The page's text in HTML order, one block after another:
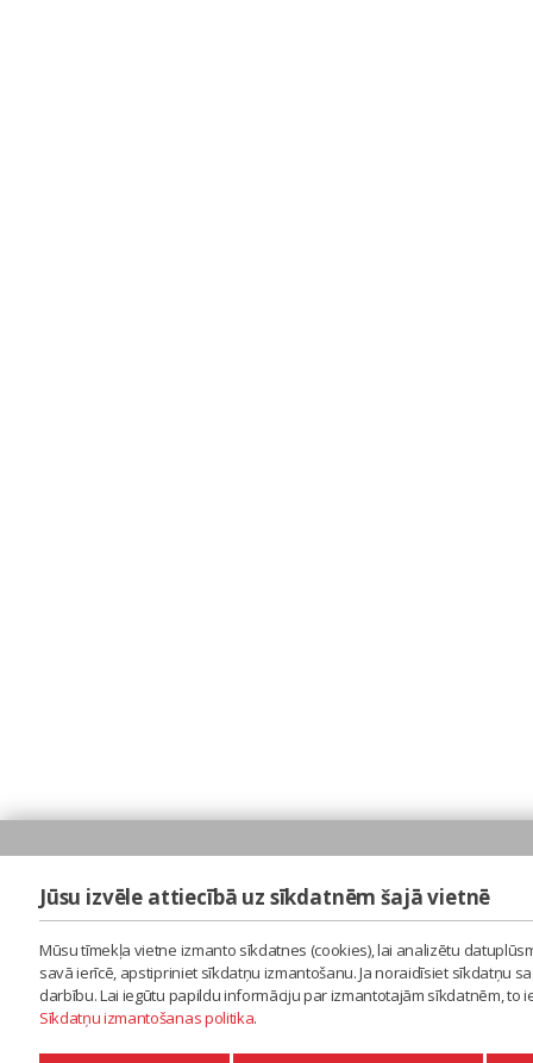
Jūsu izvēle attiecībā uz sīkdatnēm šajā vietnē
Mūsu tīmekļa vietne izmanto sīkdatnes (cookies), lai analizētu
savā ierīcē, apstipriniet sīkdatņu izmantošanu. Ja noraidīsiet sīkdatņu
darbību. Lai iegūtu papildu informāciju par izmantotajām sīkdatnēm,
Sīkdatņu izmantošanas politika.